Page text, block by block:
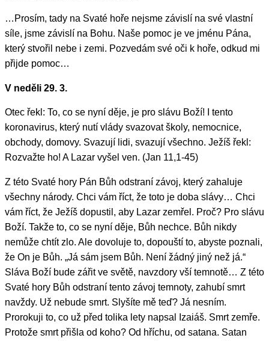
…Prosím, tady na Svaté hoře nejsme závislí na své vlastní
síle, jsme závislí na Bohu. Naše pomoc je ve jménu Pána,
který stvořil nebe i zemi. Pozvedám své oči k hoře, odkud mi
přijde pomoc…
V neděli 29. 3.
Otec řekl: To, co se nyní děje, je pro slávu Boží! I tento
koronavirus, který nutí vlády svazovat školy, nemocnice,
obchody, domovy. Svazují lidi, svazují všechno. Ježíš řekl:
Rozvažte ho! A Lazar vyšel ven. (Jan 11,1-45)
Z této Svaté hory Pán Bůh odstraní závoj, který zahaluje
všechny národy. Chci vám říct, že toto je doba slávy… Chci
vám říct, že Ježíš dopustil, aby Lazar zemřel. Proč? Pro slávu
Boží. Takže to, co se nyní děje, Bůh nechce. Bůh nikdy
nemůže chtít zlo. Ale dovoluje to, dopouští to, abyste poznali,
že On je Bůh. „Já sám jsem Bůh. Není žádný jiný než já.“
Sláva Boží bude zářit ve světě, navzdory vší temnotě… Z této
Svaté hory Bůh odstraní tento závoj temnoty, zahubí smrt
navždy. Už nebude smrt. Slyšíte mě teď? Já nesním.
Prorokuji to, co už před tolika lety napsal Izaiáš. Smrt zemře.
Protože smrt přišla od koho? Od hříchu, od satana. Satan